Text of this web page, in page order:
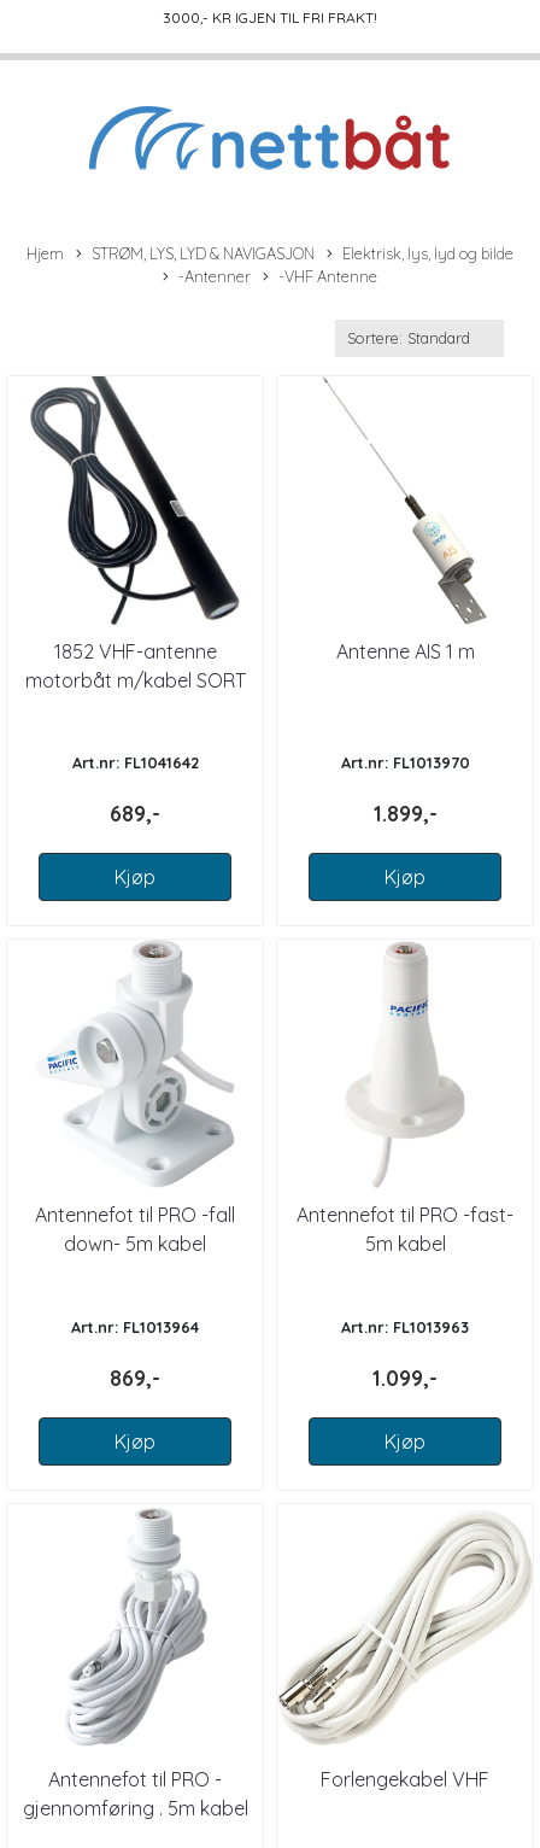
3000,- KR IGJEN TIL FRI FRAKT!
Hjem STRØM, LYS, LYD & NAVIGASJON
Elektrisk, lys, lyd og bilde
-Antenner
-VHF Antenne
1852 VHF-antenne
motorbåt m/kabel SORT
Art.nr: FL1041642
689,-
Kjøp
Antenne AIS 1 m
Art.nr: FL1013970
1.899,-
Kjøp
Antennefot til PRO -fall
down- 5m kabel
Art.nr: FL1013964
869,-
Kjøp
Antennefot til PRO -fast-
5m kabel
Art.nr: FL1013963
1.099,-
Kjøp
Antennefot til PRO -
gjennomføring . 5m kabel
Forlengekabel VHF